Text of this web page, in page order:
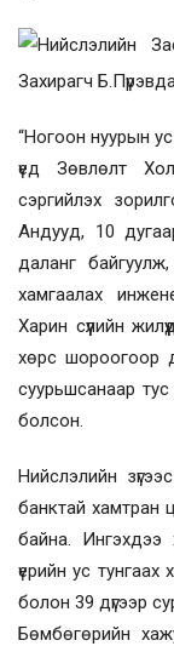
Нийслэлийн
Захирагч
“Ногоон нуурын
үед Зөвлөлт
сэргийлэх
Андууд, 10
даланг
хамгаалах
Харин сүүлийн
хөрс шороогоор
суурьшсанаар тус
болсон.
Нийслэлийн
банктай хамтран
байна. Ингэхдээ
үерийн ус
болон 39 дүгээр
Бөмбөгөрийн